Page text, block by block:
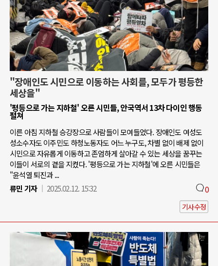
"장애인도 시민으로 이동하는 사회를, 모두가 평등한
세상을"
'평등으로 가는 지하철' 오른 시민들, 안국역서 13차 다이인 행동
펼쳐
이른 아침 지하철 승강장으로 사람들이 모여들었다. 장애인도 여성도
성소수자도 이주민도 하청노동자도 어느 누구도, 차별 없이 배제 없이
시민으로 자유롭게 이동하고 존엄하게 살아갈 수 있는 세상을 꿈꾸는
이들이 서로의 곁을 지켰다. '평등으로 가는 지하철'에 오른 시민들은
"윤석열 퇴진과 ...
류민 기자
2025.02.12. 15:32 0
기사수정